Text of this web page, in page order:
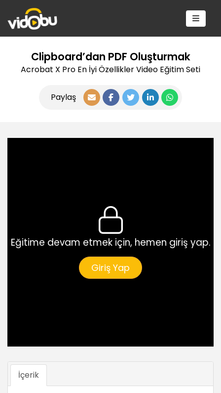
Clipboard’dan PDF Oluşturmak
Acrobat X Pro En İyi Özellikler Video Eğitim Seti
Paylaş
Eğitime devam etmek için, hemen giriş yap.
Giriş Yap
İçerik